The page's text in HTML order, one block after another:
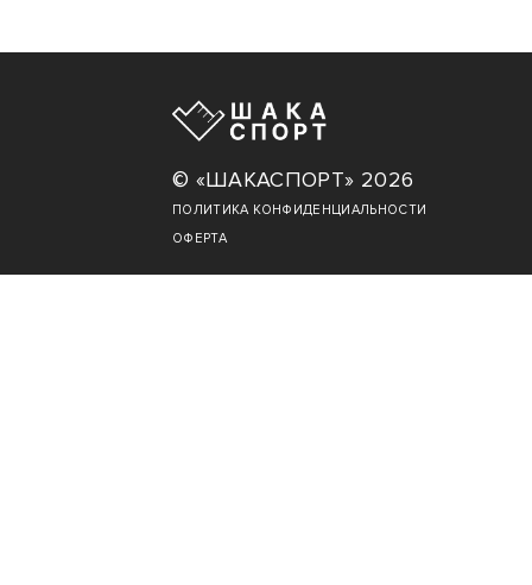
© «ШАКАСПОРТ» 2026
ПОЛИТИКА КОНФИДЕНЦИАЛЬНОСТИ
ОФЕРТА